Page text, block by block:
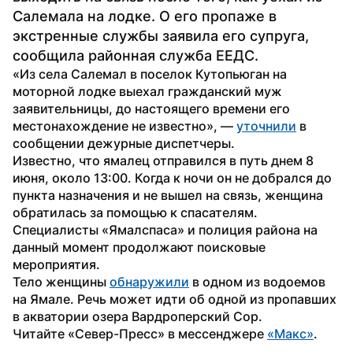
Салемала на лодке. О его пропаже в
экстренные службы заявила его супруга,
сообщила районная служба ЕЕДС.
«Из села Салемал в поселок Кутопьюган на
моторной лодке выехал гражданский муж
заявительницы, до настоящего времени его
местонахождение не известно», — уточнили в
сообщении дежурные диспетчеры.
Известно, что ямалец отправился в путь днем 8
июня, около 13:00. Когда к ночи он не добрался до
пункта назначения и не вышел на связь, женщина
обратилась за помощью к спасателям.
Специалисты «Ямалспаса» и полиция района на
данный момент продолжают поисковые
мероприятия.
Тело женщины обнаружили в одном из водоемов
на Ямале. Речь может идти об одной из пропавших
в акватории озера Вардроперский Сор.
Читайте «Север-Пресс» в мессенджере «Макс».